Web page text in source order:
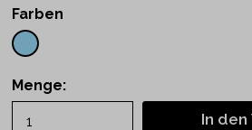
Farben
Menge:
In